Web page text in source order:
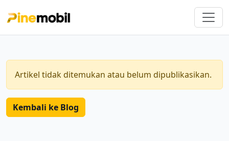
Artikel tidak ditemukan atau belum dipublikasikan.
Kembali ke Blog